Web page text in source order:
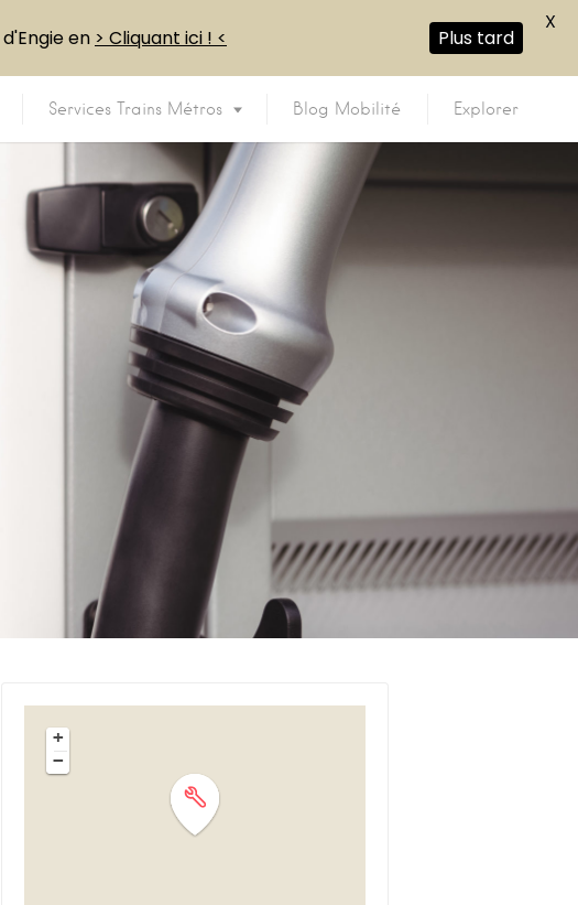
Services Trains Métros Blog Mobilité Explorer
+
−
d'Engie en > Cliquant ici ! < Plus tard
X